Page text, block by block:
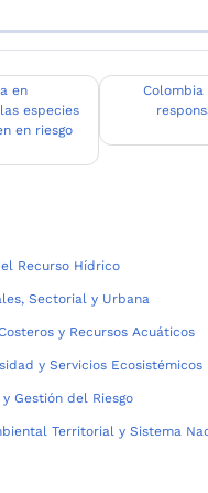
en
especies
en riesgo
Colombia
Recurso Hídrico
Sectorial y Urbana
y Recursos Acuáticos
y Servicios Ecosistémicos
Gestión del Riesgo
Territorial y Sistema